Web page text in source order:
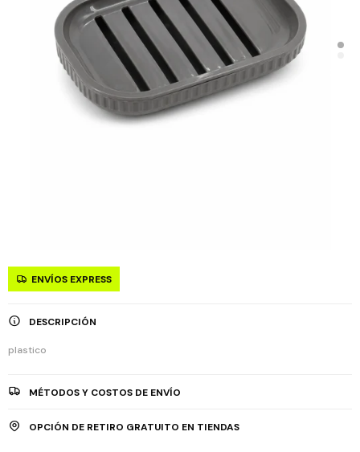
ENVÍOS EXPRESS
DESCRIPCIÓN
plastico
MÉTODOS Y COSTOS DE ENVÍO
OPCIÓN DE RETIRO GRATUITO EN TIENDAS